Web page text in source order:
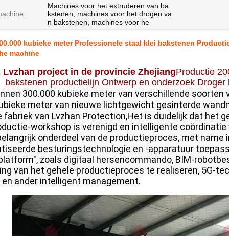
Machines voor het extruderen van ba
kstenen, machines voor het drogen va
n bakstenen, machines voor he
kubieke meter Professionele staal klei bakstenen
machine
Lvzhan project in de provincie ZhejiangProductie
bakstenen productielijn Ontwerp en onderzoek
300.000 kubieke meter van verschillende
meter van nieuwe lichtgewicht gesinterde
fabriek van Lvzhan Protection,Het is duidelijk dat het
workshop is verenigd en intelligente
onderdeel van de productieproces, met name
besturingstechnologie en -apparatuur
zoals digitaal hersencommando, BIM-
van het gehele productieproces te realiseren, 5G-
ander intelligent management.